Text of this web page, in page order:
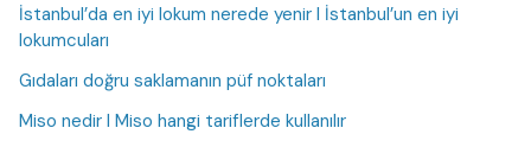
İstanbul’da en iyi lokum nerede yenir I İstanbul’un en iyi
lokumcuları
Gıdaları doğru saklamanın püf noktaları
Miso nedir I Miso hangi tariflerde kullanılır